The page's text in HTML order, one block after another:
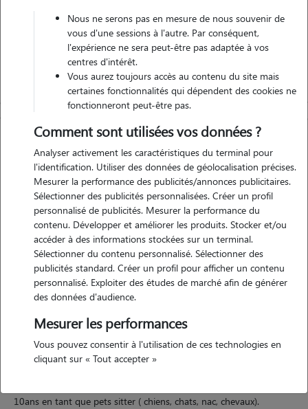
Motivation
amoureuse des animaux. j'ai eu plusieurs types de animaux autres
que chiens et chats ( gecko, caméléon, cheval, lapin, cochon dinde). je
possède une grande expérience. j'ai eu par le passé un poste d
auxiliaire vétérinaire
10ans en tant que pets sitter ( chiens, chats, nac, chevaux).
Nous ne serons pas en mesure de nous souvenir de
vous d'une sessions à l'autre. Par conséquent,
l'expérience ne sera peut-être pas adaptée à vos
centres d'intérêt.
Vous aurez toujours accès au contenu du site mais
certaines fonctionnalités qui dépendent des cookies ne
fonctionneront peut-être pas.
Comment sont utilisées vos données ?
Analyser activement les caractéristiques du terminal pour
l'identification. Utiliser des données de géolocalisation précises.
Mesurer la performance des publicités/annonces publicitaires.
Sélectionner des publicités personnalisées. Créer un profil
personnalisé de publicités. Mesurer la performance du
contenu. Développer et améliorer les produits. Stocker et/ou
accéder à des informations stockées sur un terminal.
Sélectionner du contenu personnalisé. Sélectionner des
publicités standard. Créer un profil pour afficher un contenu
personnalisé. Exploiter des études de marché afin de générer
des données d'audience.
Mesurer les performances
Vous pouvez consentir à l'utilisation de ces technologies en
cliquant sur « Tout accepter »